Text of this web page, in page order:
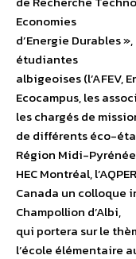
Economies
d’Energie Durables
étudiantes
albigeoises (l’AFEV,
Ecocampus, les
les chargés de
de différents éco-
Région Midi-
HEC Montréal,
Canada un colloque
Champollion d’Albi,
qui portera sur le
l’école élémentaire